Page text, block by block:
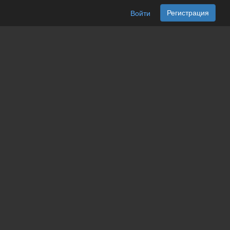
Войти Регистрация